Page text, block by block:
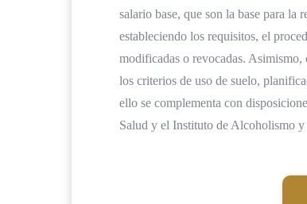
salario base, que son la base para
estableciendo los requisitos, el
modificadas o revocadas.
los criterios de uso de suelo,
ello se complementa con
Salud y el Instituto de Alcoholismo y